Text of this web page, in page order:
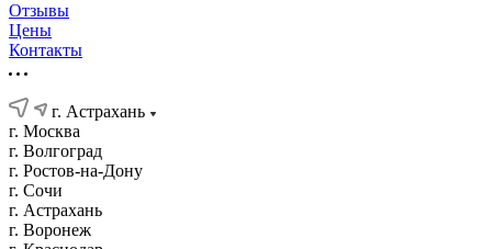
Отзывы
Цены
Контакты
г. Астрахань
г. Москва
г. Волгоград
г. Ростов-на-Дону
г. Сочи
г. Астрахань
г. Воронеж